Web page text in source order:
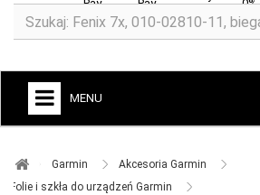
MENU
ZEGARKI DO BIEGANIA
Garmin ​
Akcesoria Garmin ​
Folie i szkła do urządzeń Garmin ​